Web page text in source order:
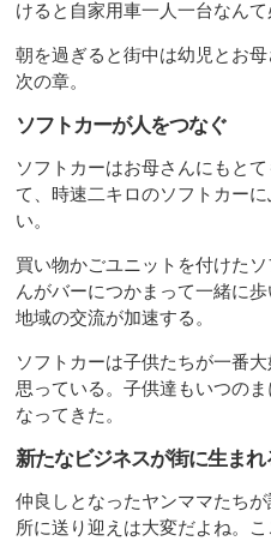
けると自家用車一人一台なんて
朝を過ぎると街中は幼児とお
次の章。
ソフトカーが人をつなぐ
ソフトカーはお母さんにもと
て、時速二キロのソフトカー
い。
買い物かごユニットを付けた
んがバーにつかまって一緒に
地域の交流が加速する。
ソフトカーは子供たちが一番
思っている。子供達もいつの
なってきた。
新たなビジネスが街に生まれ
仲良しとなったヤンママたち
所に送り迎えは大変だよね。